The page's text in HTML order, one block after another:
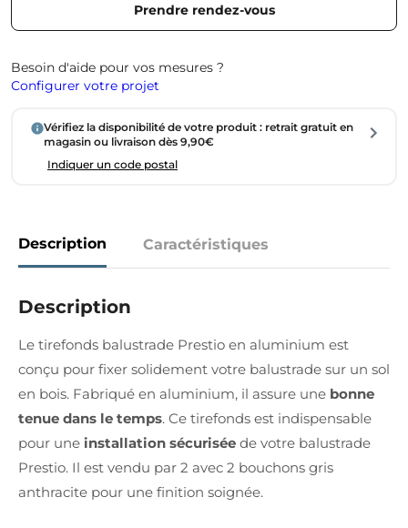
Prendre rendez-vous
Besoin d'aide pour vos mesures ?
Configurer votre projet
Vérifiez la disponibilité de votre produit : retrait gratuit en
magasin ou livraison dès 9,90€
Indiquer un code postal
Description Caractéristiques
Description
Le tirefonds balustrade Prestio en aluminium est
conçu pour fixer solidement votre balustrade sur un sol
en bois. Fabriqué en aluminium, il assure une bonne
tenue dans le temps. Ce tirefonds est indispensable
pour une installation sécurisée de votre balustrade
Prestio. Il est vendu par 2 avec 2 bouchons gris
anthracite pour une finition soignée.